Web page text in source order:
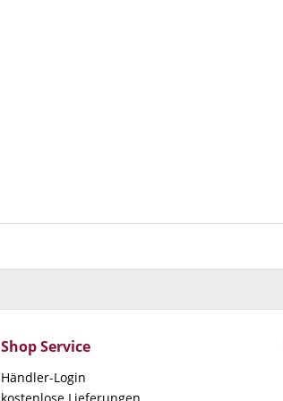
Shop Service
Händler-Login